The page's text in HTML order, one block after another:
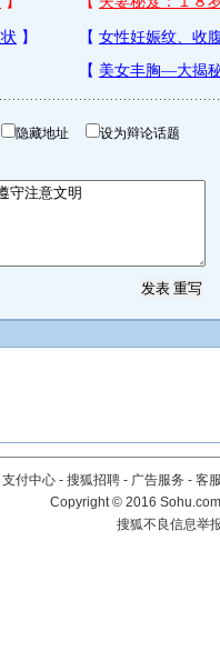
隐藏地址 设为辩论话题
支付中心 - 搜狐招聘 - 广告服务 - 客
Copyright©2016
搜狐不良信息举